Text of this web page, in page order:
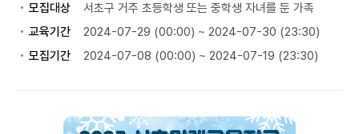
모집대상
서초구 거주 초등학생 또는 중학생 자녀를 둔 가족
교육기간
2024-07-29 (00:00) ~ 2024-07-30 (23:30)
모집기간
2024-07-08 (00:00) ~ 2024-07-19 (23:30)